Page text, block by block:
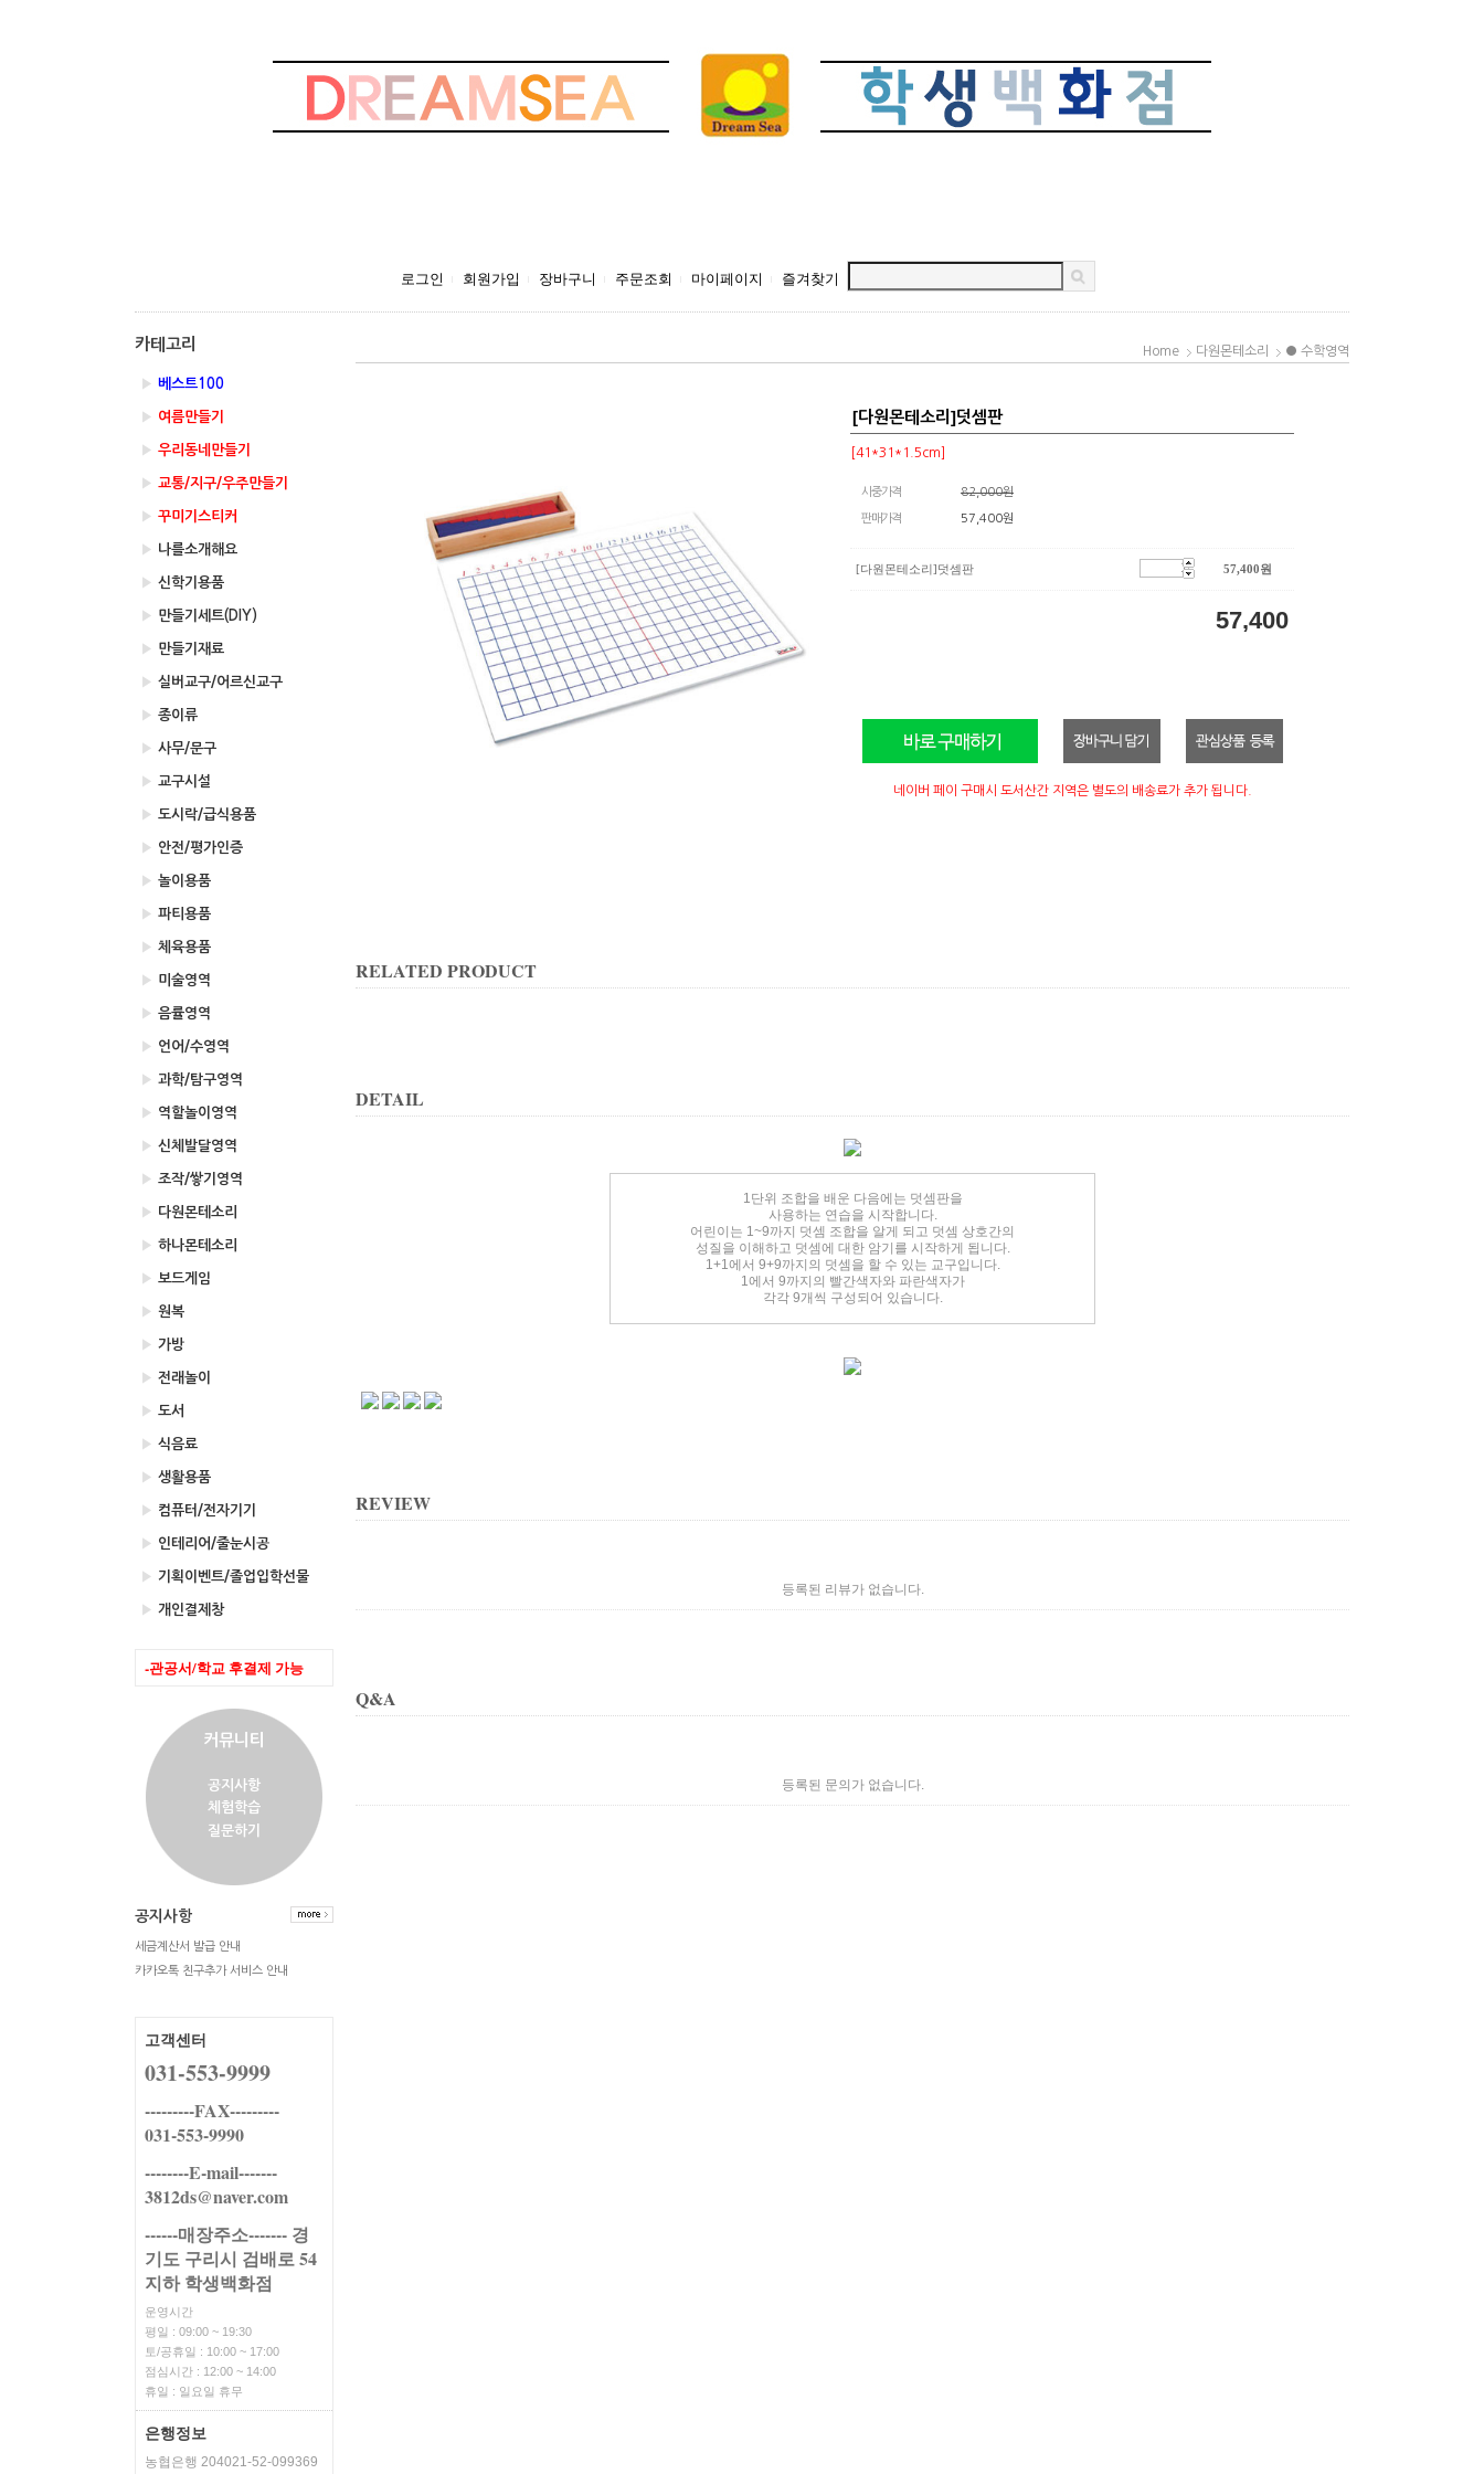
로그인 회원가입 장바구니 주문조회 마이페이지 즐겨찾기
카테고리
▶ 베스트100
▶ 여름만들기
▶ 우리동네만들기
▶ 교통/지구/우주만들기
▶ 꾸미기스티커
▶ 나를소개해요
▶ 신학기용품
▶ 만들기세트(DIY)
▶ 만들기재료
▶ 실버교구/어르신교구
▶ 종이류
▶ 사무/문구
▶ 교구시설
▶ 도시락/급식용품
▶ 안전/평가인증
▶ 놀이용품
▶ 파티용품
▶ 체육용품
▶ 미술영역
▶ 음률영역
▶ 언어/수영역
▶ 과학/탐구영역
▶ 역할놀이영역
▶ 신체발달영역
▶ 조작/쌓기영역
▶ 다원몬테소리
▶ 하나몬테소리
▶ 보드게임
▶ 원복
▶ 가방
▶ 전래놀이
▶ 도서
▶ 식음료
▶ 생활용품
▶ 컴퓨터/전자기기
▶ 인테리어/줄눈시공
▶ 기획이벤트/졸업입학선물
▶ 개인결제창
-관공서/학교 후결제 가능
커뮤니티
공지사항
체험학습
질문하기
공지사항
세금계산서 발급 안내
카카오톡 친구추가 서비스 안내
고객센터
031-553-9999
---------FAX---------
031-553-9990
--------E-mail-------
3812ds@naver.com
------매장주소------- 경
기도 구리시 검배로 54
지하 학생백화점
운영시간
평일 : 09:00 ~ 19:30
토/공휴일 : 10:00 ~ 17:00
점심시간 : 12:00 ~ 14:00
휴일 : 일요일 휴무
은행정보
농협은행 204021-52-099369
Home 다원몬테소리 ● 수학영역
[다원몬테소리]덧셈판
[41*31*1.5cm]
시중가격 82,000원
판매가격 57,400원
[다원몬테소리]덧셈판 57,400원
57,400
네이버 페이 구매시 도서산간 지역은 별도의 배송료가 추가 됩니다.
RELATED PRODUCT
DETAIL
1단위 조합을 배운 다음에는 덧셈판을
사용하는 연습을 시작합니다.
어린이는 1~9까지 덧셈 조합을 알게 되고 덧셈 상호간의
성질을 이해하고 덧셈에 대한 암기를 시작하게 됩니다.
1+1에서 9+9까지의 덧셈을 할 수 있는 교구입니다.
1에서 9까지의 빨간색자와 파란색자가
각각 9개씩 구성되어 있습니다.
REVIEW
등록된 리뷰가 없습니다.
Q&A
등록된 문의가 없습니다.